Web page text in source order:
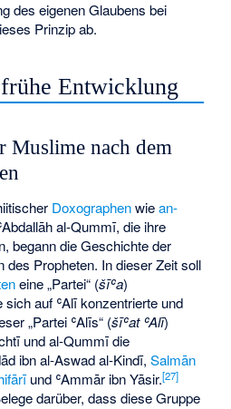
des eigenen Glaubens bei
Prinzip ab.
Entwicklung
Muslime nach dem
Doxographenwiean-
al-Qummī, die ihre
begann die Geschichte der
des Propheten. In dieser Zeit soll
eine „Partei“ (šīʿa)
sich auf ʿAlī konzentrierte und
„Partei ʿAlīs“ (šīʿat ʿAlī)
und al-Qummī die
ibn al-Aswad al-Kindī,Salmān
und ʿAmmār ibn Yāsir.[27]
darüber, dass diese Gruppe